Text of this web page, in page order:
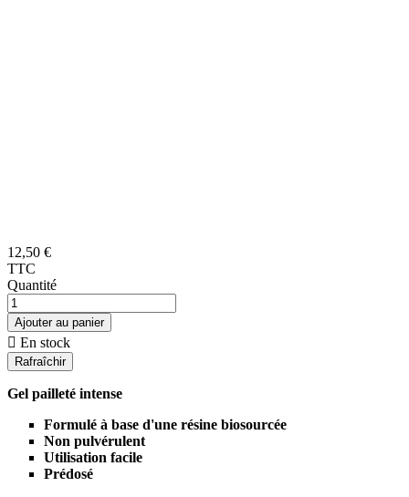
12,50 €
TTC
Quantité
Ajouter au panier
 En stock
Gel pailleté intense
Formulé à base d'une résine biosourcée
Non pulvérulent
Utilisation facile
Prédosé